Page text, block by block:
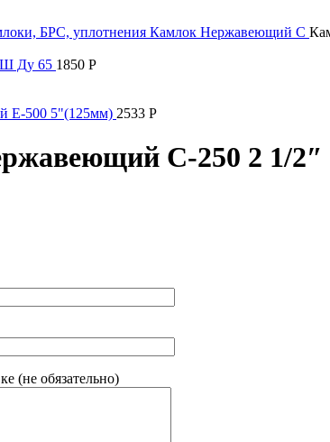
БРС, уплотнения Камлок Нержавеющий C
Ду 65 1850 Р
Е-500 5"(125мм) 2533 Р
С-250 2 1/
(не обязательно)